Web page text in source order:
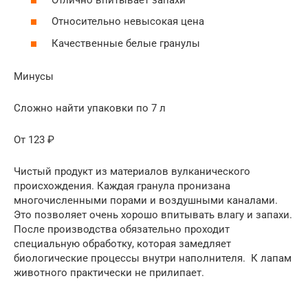
Относительно невысокая цена
Качественные белые гранулы
Минусы
Сложно найти упаковки по 7 л
От 123 ₽
Чистый продукт из материалов вулканического
происхождения. Каждая гранула пронизана
многочисленными порами и воздушными каналами.
Это позволяет очень хорошо впитывать влагу и запахи.
После производства обязательно проходит
специальную обработку, которая замедляет
биологические процессы внутри наполнителя. К лапам
животного практически не прилипает.